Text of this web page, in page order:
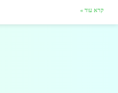
קרא עוד »